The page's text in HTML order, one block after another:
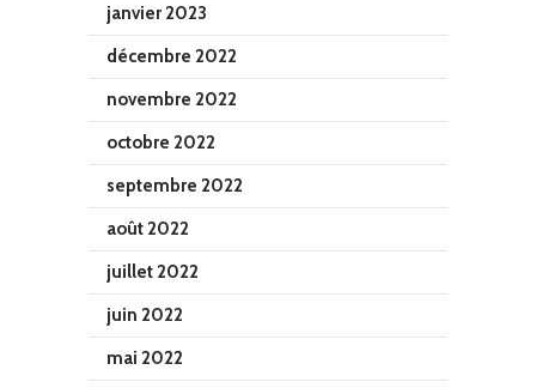
janvier 2023
décembre 2022
novembre 2022
octobre 2022
septembre 2022
août 2022
juillet 2022
juin 2022
mai 2022